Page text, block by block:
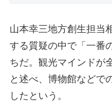
山本幸三地方創生担当
する質疑の中で「一番
ちだ。観光マインドが
と述べ、博物館などで
したという。